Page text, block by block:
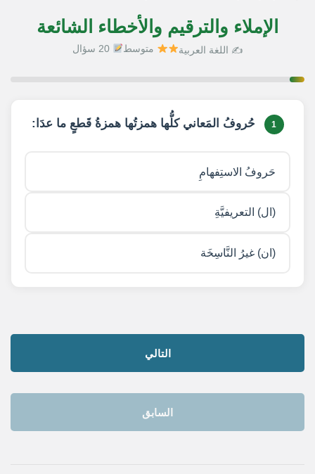
الإملاء والترقيم والأخطاء الشائعة
✍️ اللغة العربية متوسط 20 سؤال
1 حُروفُ المَعاني كلُّها همزتُها همزةُ قَطعٍ ما عدَا:
حَروفُ الاستِفهامِ
(ال) التعريفيَّةِ
(ان) غيرُ النَّاسِخَة
السابق
التالي